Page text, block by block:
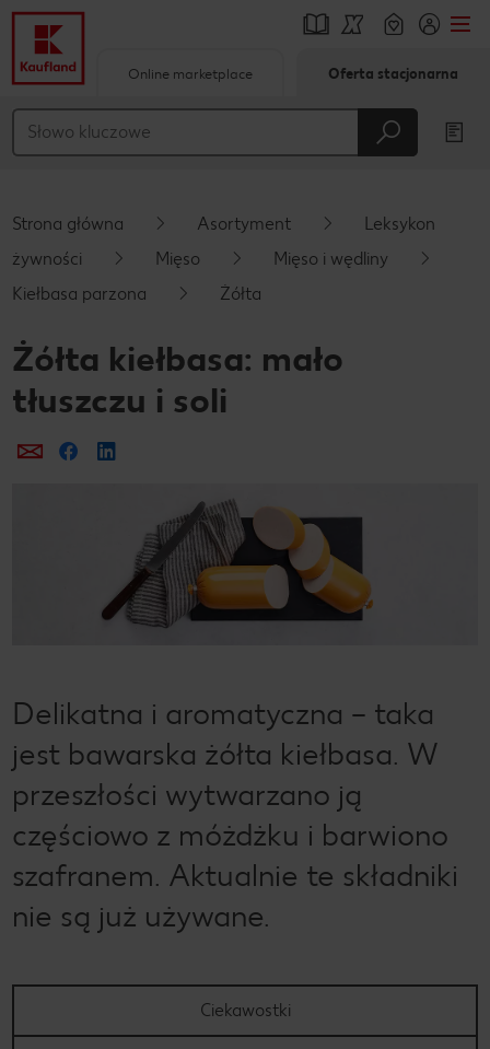
Główna treść
Pływający pasek boczny
Online marketplace Oferta stacjonarna
Strona główna Asortyment
Leksykon
żywności
Mięso
Mięso i wędliny
Kiełbasa parzona
Żółta
Żółta kiełbasa: mało
tłuszczu i soli
Prześlij e-mailem
Udostępnij na Facebooku
Delikatna i aromatyczna – taka
jest bawarska żółta kiełbasa. W
przeszłości wytwarzano ją
częściowo z móżdżku i barwiono
szafranem. Aktualnie te składniki
nie są już używane.
Ciekawostki